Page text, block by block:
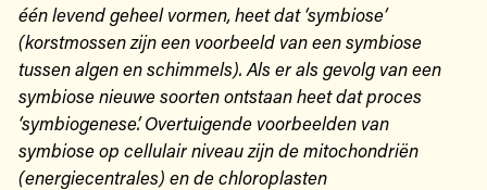
één levend geheel vormen, heet dat ‘symbiose’
(korstmossen zijn een voorbeeld van een symbiose
tussen algen en schimmels). Als er als gevolg van een
symbiose nieuwe soorten ontstaan heet dat proces
‘symbiogenese’. Overtuigende voorbeelden van
symbiose op cellulair niveau zijn de mitochondriën
(energiecentrales) en de chloroplasten